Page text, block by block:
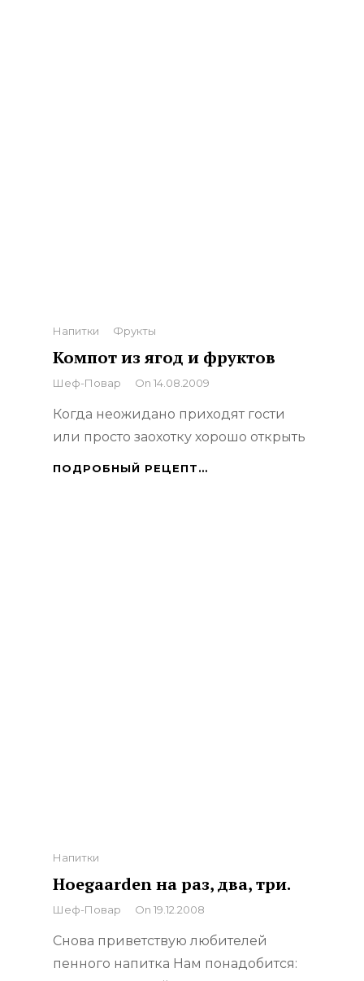
Categories
Напитки Фрукты
Компот из ягод и фруктов
By
Шеф-Повар On 14.08.2009
Когда неожидано приходят гости
или просто заохотку хорошо открыть
ПОДРОБНЫЙ РЕЦЕПТ…
Categories
Напитки
Hoegaarden на раз, два, три.
By
Шеф-Повар On 19.12.2008
Снова приветствую любителей
пенного напитка Нам понадобится: